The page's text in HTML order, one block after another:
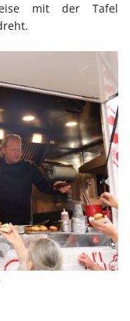
mit der Tafel